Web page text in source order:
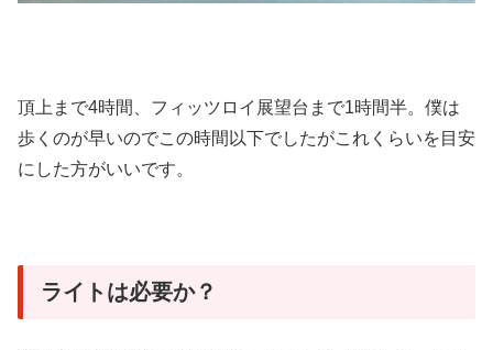
頂上まで4時間、フィッツロイ展望台まで1時間半。僕は
歩くのが早いのでこの時間以下でしたがこれくらいを目安
にした方がいいです。
ライトは必要か？